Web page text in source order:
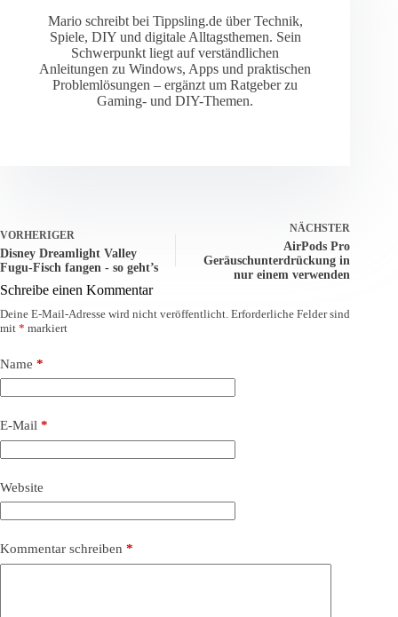
Mario schreibt bei Tippsling.de über Technik,
Spiele, DIY und digitale Alltagsthemen. Sein
Schwerpunkt liegt auf verständlichen
Anleitungen zu Windows, Apps und praktischen
Problemlösungen – ergänzt um Ratgeber zu
Gaming- und DIY-Themen.
VORHERIGER
Disney Dreamlight Valley
Fugu-Fisch fangen - so geht’s
NÄCHSTER
AirPods Pro
Geräuschunterdrückung in
nur einem verwenden
Schreibe einen Kommentar
Deine E-Mail-Adresse wird nicht veröffentlicht. Erforderliche Felder sind
mit * markiert
Name *
E-Mail *
Website
Kommentar schreiben *